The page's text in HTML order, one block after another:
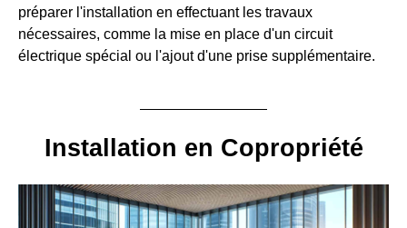
préparer l'installation en effectuant les travaux
nécessaires, comme la mise en place d'un circuit
électrique spécial ou l'ajout d'une prise supplémentaire.
Installation en Copropriété